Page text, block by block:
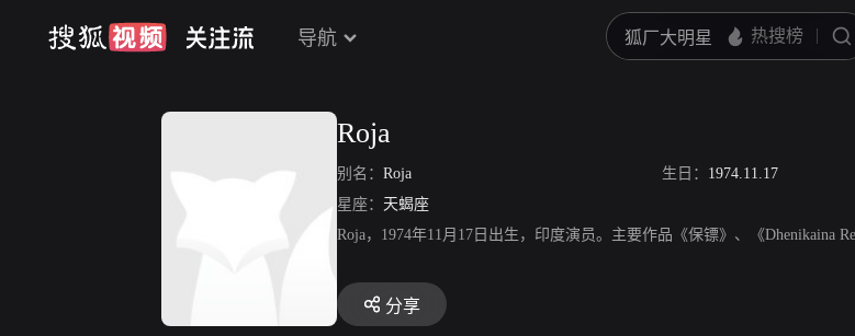
导航
Roja
别名： Roja 生日： 1974.11.17
星座： 天蝎座
Roja，1974年11月17日出生，印度演员。主要作品《保镖》、《Dhenikaina
分享